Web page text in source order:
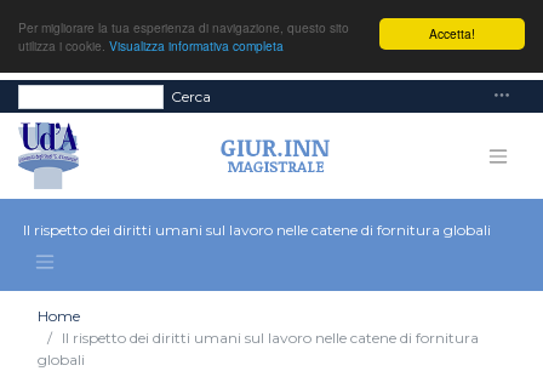
Accetta!
Per migliorare la tua esperienza di navigazione, questo sito
utilizza i cookie. Visualizza informativa completa
Cerca
Il rispetto dei diritti umani sul lavoro nelle catene di fornitura globali
Home
Il rispetto dei diritti umani sul lavoro nelle catene di fornitura
globali